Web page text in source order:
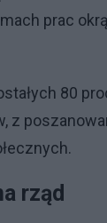
prac
80
z
rząd